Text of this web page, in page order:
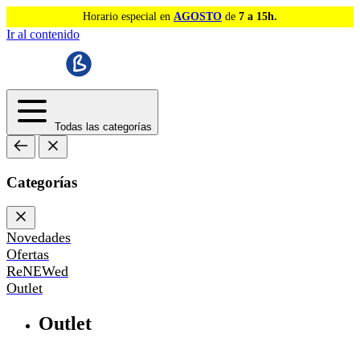
Horario especial en AGOSTO de 7 a 15h.
Ir al contenido
Todas las categorías
Categorías
Novedades
Ofertas
ReNEWed
Outlet
Outlet